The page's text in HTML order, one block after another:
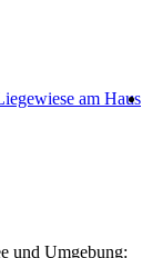
am Haus
und Umgebung: